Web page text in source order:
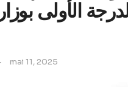
الأولى
mai 11, 2025